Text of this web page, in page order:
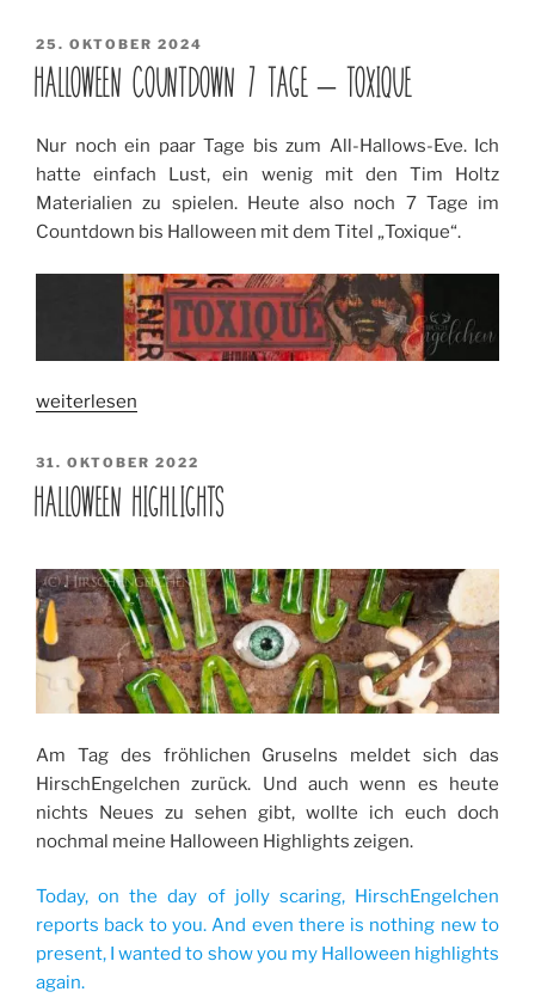
6
Tage
–
VERÖFFENTLICHT
AM
25. OKTOBER 2024
HALLOWEEN COUNTDOWN 7 TAGE – TOXIQUE
Nur noch ein paar Tage bis zum All-Hallows-Eve. Ich
hatte einfach Lust, ein wenig mit den Tim Holtz
Materialien zu spielen. Heute also noch 7 Tage im
Countdown bis Halloween mit dem Titel „Toxique“.
„Halloween
7
Tage
–
weiterlesen
VERÖFFENTLICHT
AM
31. OKTOBER 2022
HALLOWEEN HIGHLIGHTS
Am Tag des fröhlichen Gruselns meldet sich das
HirschEngelchen zurück. Und auch wenn es heute
nichts Neues zu sehen gibt, wollte ich euch doch
nochmal meine Halloween Highlights zeigen.
Today, on the day of jolly scaring, HirschEngelchen
reports back to you. And even there is nothing new to
present, I wanted to show you my Halloween highlights
again.